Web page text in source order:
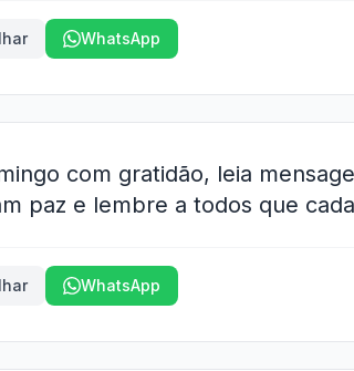
WhatsApp
com gratidão, leia
paz e lembre a todos que
WhatsApp